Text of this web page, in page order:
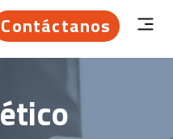
Contáctanos